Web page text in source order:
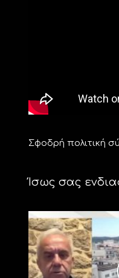
Σφοδρή πολιτική
Ίσως σας